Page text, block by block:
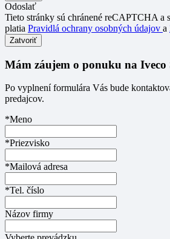
Odoslať
Tieto stránky sú chránené reCAPTCHA a
platia Pravidlá ochrany osobných údajov a
Zatvoriť
Mám záujem o ponuku na Iveco
Po vyplnení formulára Vás bude
predajcov.
*Meno
*Priezvisko
*Mailová adresa
*Tel. číslo
Názov firmy